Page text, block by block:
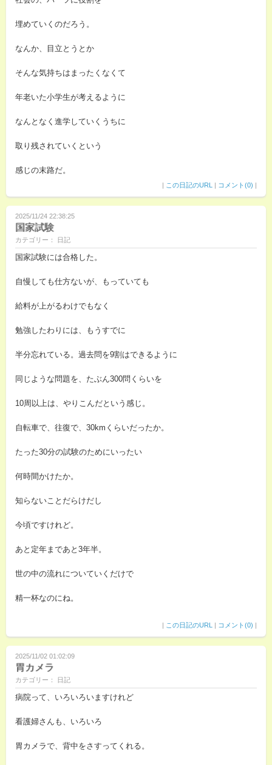
埋めていくのだろう。
なんか、目立とうとか
そんな気持ちはまったくなくて
年老いた小学生が考えるように
なんとなく進学していくうちに
取り残されていくという
感じの末路だ。
| この日記のURL | コメント(0) |
2025/11/24 22:38:25
国家試験
カテゴリー： 日記
国家試験には合格した。
自慢しても仕方ないが、もっていても
給料が上がるわけでもなく
勉強したわりには、もうすでに
半分忘れている。過去問を9割はできるように
同じような問題を、たぶん300問くらいを
10周以上は、やりこんだという感じ。
自転車で、往復で、30kmくらいだったか。
たった30分の試験のためにいったい
何時間かけたか。
知らないことだらけだし
今頃ですけれど。
あと定年まであと3年半。
世の中の流れについていくだけで
精一杯なのにね。
| この日記のURL | コメント(0) |
2025/11/02 01:02:09
胃カメラ
カテゴリー： 日記
病院って、いろいろいますけれど
看護婦さんも、いろいろ
胃カメラで、背中をさすってくれる。